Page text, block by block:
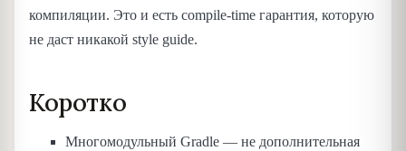
компиляции. Это и есть compile-time гарантия, которую
не даст никакой style guide.
Коротко
Многомодульный Gradle — не дополнительная